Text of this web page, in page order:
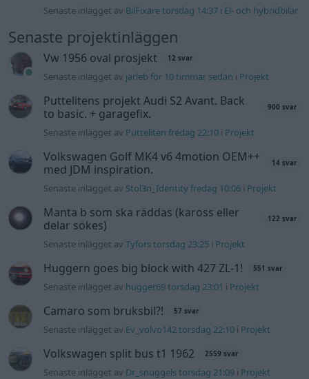
Senaste inlägget av BilFixare torsdag 14:37 i El- och hybridbilar
Senaste projektinläggen
Vw 1956 oval prosjekt 12 svar
Senaste inlägget av jarleb för 10 timmar sedan i Projekt
Puttelitens projekt Audi S2 Avant. Back
to basic. + garagefix.
900 svar
Senaste inlägget av Putteliten fredag 22:10 i Projekt
Volkswagen Golf MK4 v6 4motion OEM++
med JDM inspiration.
14 svar
Senaste inlägget av Stol3n_Identity fredag 10:06 i Projekt
Manta b som ska räddas (kaross eller
delar sökes)
122 svar
Senaste inlägget avTyfors torsdag 23:25 i Projekt
Huggern goes big block with 427 ZL-1! 551 svar
Senaste inlägget av hugger69 torsdag 23:01 i Projekt
Camaro som bruksbil?! 57 svar
Senaste inlägget av Ev_volvo142 torsdag 22:10 i Projekt
Volkswagen split bus t1 1962 2559 svar
Senaste inlägget av Dr_snuggels torsdag 21:09 i Projekt